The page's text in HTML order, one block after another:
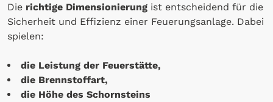
Die richtige Dimensionierung ist entscheidend für die
Sicherheit und Effizienz einer Feuerungsanlage. Dabei
spielen:
die Leistung der Feuerstätte,
die Brennstoffart,
die Höhe des Schornsteins